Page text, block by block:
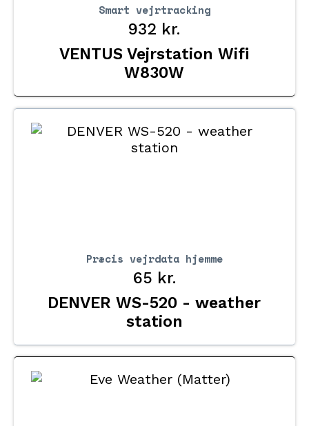
Smart vejrtracking
VENTUS Vejrstation Wifi
W830W
932 kr.
Præcis vejrdata hjemme
DENVER WS-520 - weather
station
65 kr.